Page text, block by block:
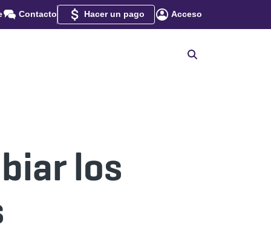
Contacto Hacer un pago Acceso
los